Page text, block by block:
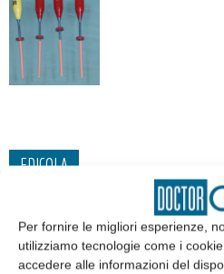
Per fornire le migliori esperienze,
utilizziamo tecnologie come i
accedere alle informazioni del
EDICOLA